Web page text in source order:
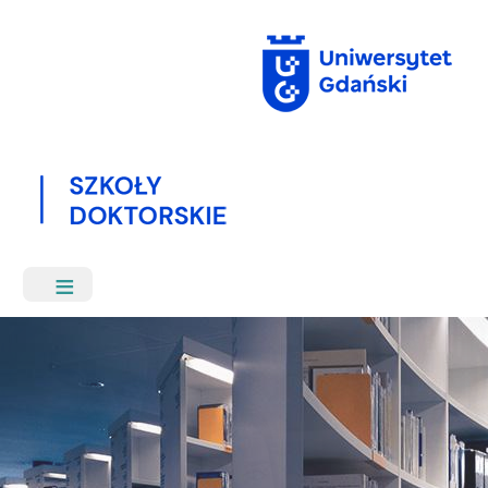
treści